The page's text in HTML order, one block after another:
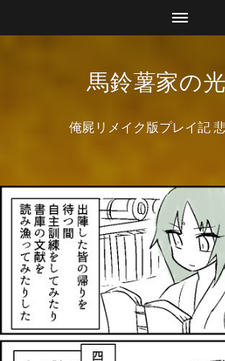
馬鈴薯家の
俺屍リメイク版プレイ記